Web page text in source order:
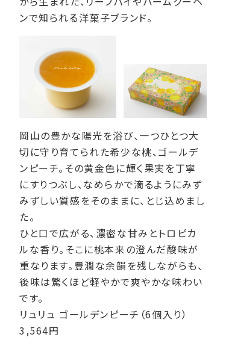
ンで知られる洋菓子ブランド。
岡山の豊かな陽光を浴び、一つひとつ大
切に守り育てられた希少な桃、ゴールデ
ンピーチ。その黄金色に輝く果実を丁寧
にすりつぶし、なめらかで滴るようにみず
みずしい質感をそのままに、とじ込めまし
た。
ひと口で広がる、濃密な甘みとトロピカ
ルな香り。そこに桃本来の澄んだ酸味が
重なります。豊潤な余韻を残しながらも、
後味は驚くほど軽やかで爽やかな味わい
です。
リュリュ ゴールデンピーチ（6個入り）
3,564円